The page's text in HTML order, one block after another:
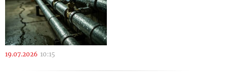
19.07.2026 10:15